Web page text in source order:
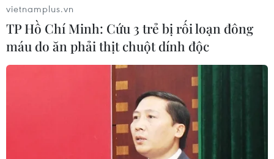
Tòa nhà Capitolio - trụ sở Quốc hội Cuba và công trình kiến trục
đồ sộ nhất La Habana – trở nên lung linh trong Đại nhạc hội.
(Ảnh: Lê Hà/TTXVN)
(TTXVN/Vietnam+)
vietnamplus.vn
TP Hồ Chí Minh: Cứu 3 trẻ bị rối loạn đông
máu do ăn phải thịt chuột dính độc